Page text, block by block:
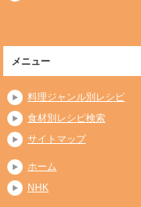
メニュー
料理ジャンル別レシピ
食材別レシピ検索
サイトマップ
ホーム
NHK